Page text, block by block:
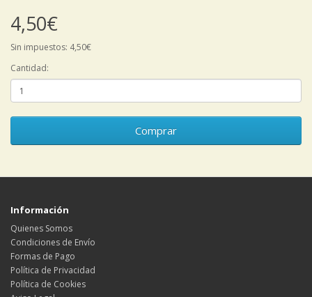
4,50€
Sin impuestos: 4,50€
Cantidad:
Comprar
Información
Quienes Somos
Condiciones de Envío
Formas de Pago
Política de Privacidad
Política de Cookies